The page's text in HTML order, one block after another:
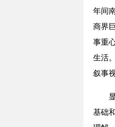
年间
商界
事重
生活
叙事
基础